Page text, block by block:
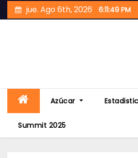
to
jue. Ago 6th, 2026 6:11:50 PM
Azúcar
Summit 2025